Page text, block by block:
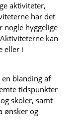
aktiviteter,
har det
hyggelige
kan
eller i
blanding af
tidspunkter
skoler, samt
ønsker og